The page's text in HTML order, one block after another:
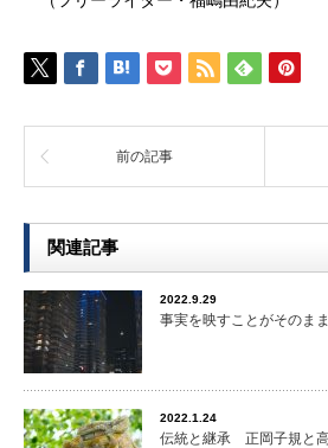
前の記事
関連記事
2022.9.29
事実を映すことがそのま
2022.1.24
伝統と継承 正岡子規と